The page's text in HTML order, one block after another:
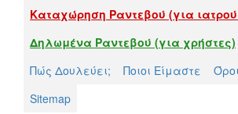
Καταχώρηση Ραντεβού (για
Δηλωμένα Ραντεβού (για χρήστες)
Πώς Δουλεύει;
Ποιοι Είμαστε
Sitemap